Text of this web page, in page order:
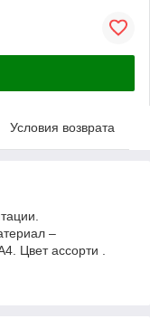
Условия возврата
–
Цвет ассорти .